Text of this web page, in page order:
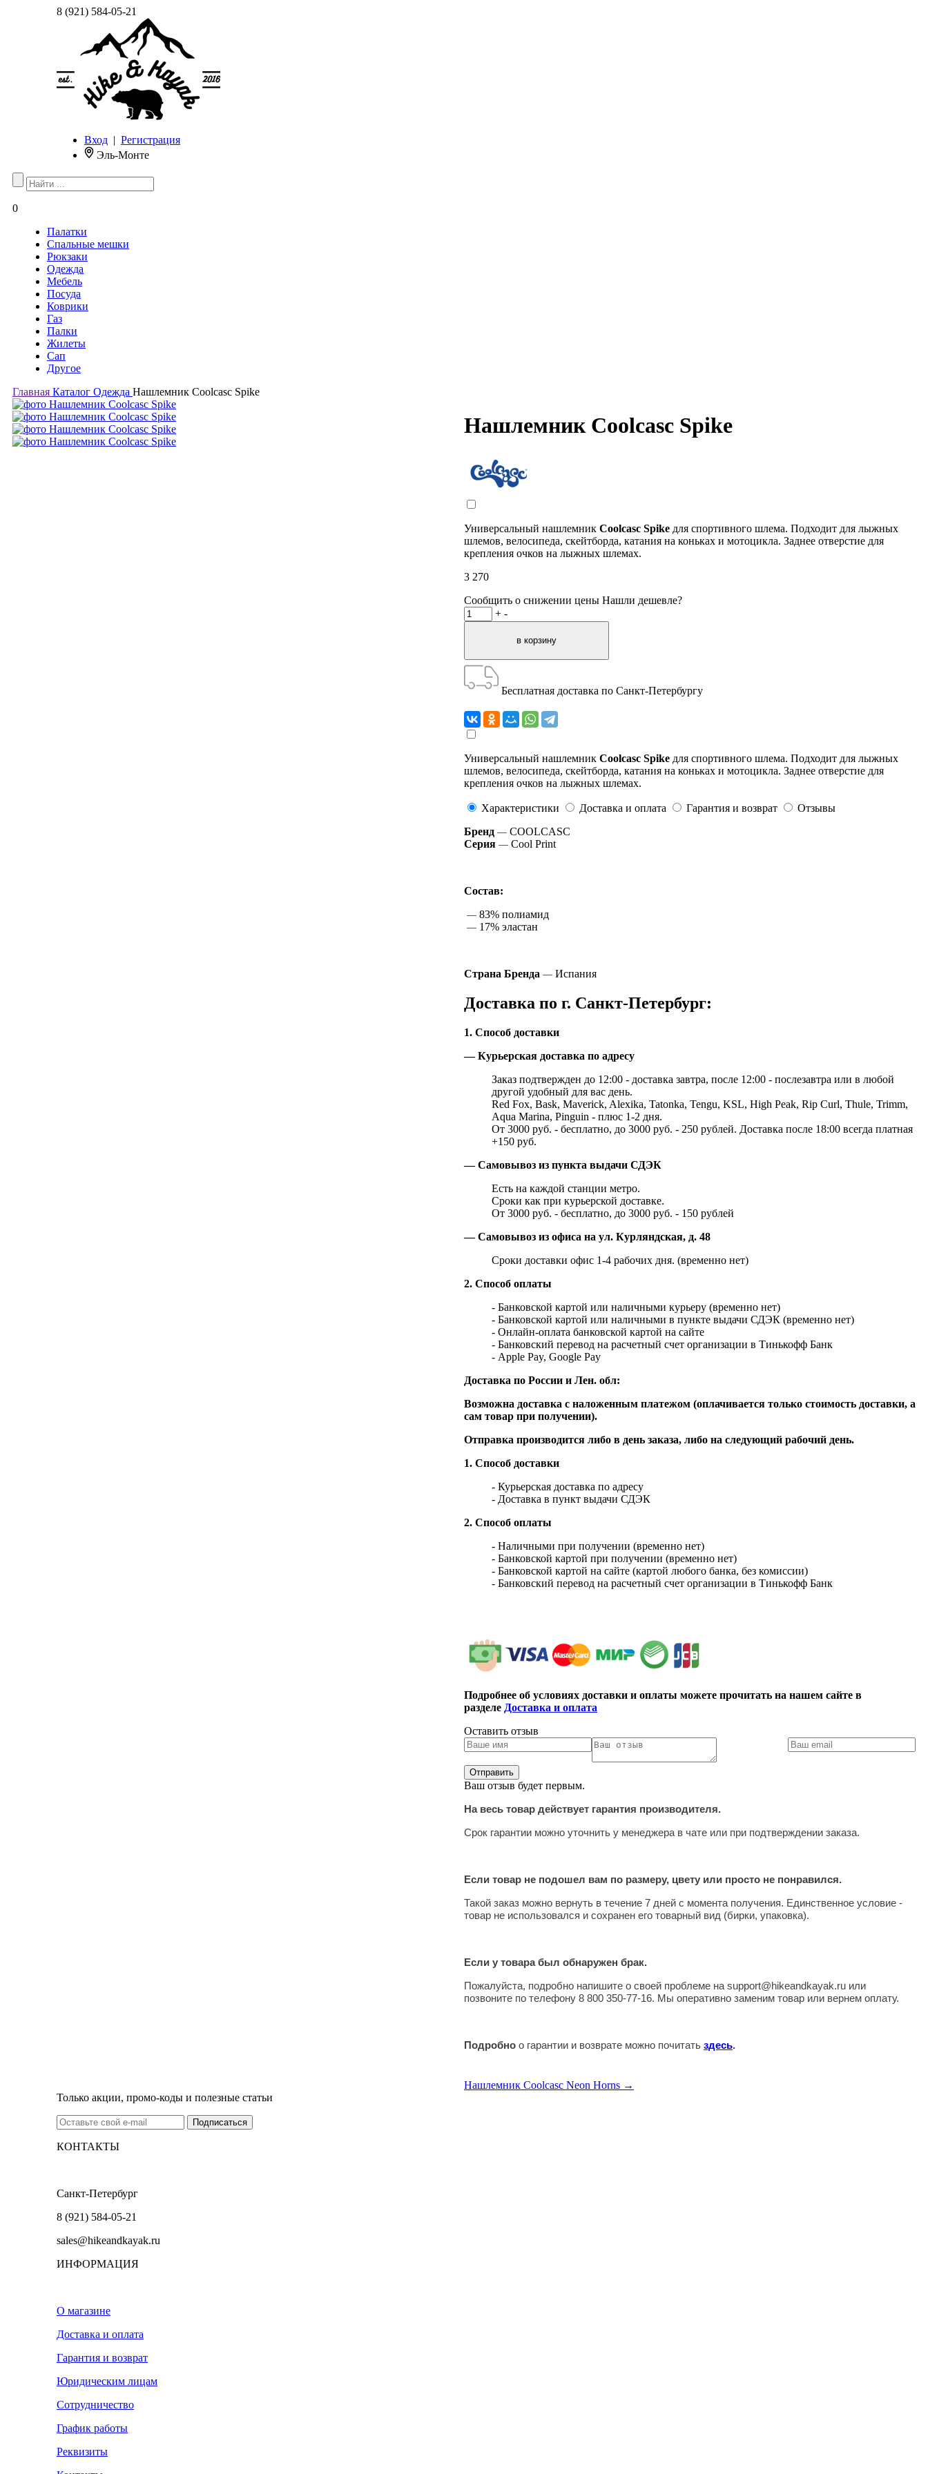
8 (921) 584-05-21
Вход | Регистрация
Эль-Монте
0
Палатки
Спальные мешки
Рюкзаки
Одежда
Мебель
Посуда
Коврики
Газ
Палки
Жилеты
Сап
Другое
Главная Каталог Одежда Нашлемник Coolcasc Spike
Нашлемник Coolcasc Spike
Универсальный нашлемник Coolcasc Spike для спортивного шлема. Подходит для лыжных
шлемов, велосипеда, скейтборда, катания на коньках и мотоцикла. Заднее отверстие для
крепления очков на лыжных шлемах.
3 270
Сообщить о снижении цены Нашли дешевле?
+ -
Бесплатная доставка по Санкт-Петербургу
Универсальный нашлемник Coolcasc Spike для спортивного шлема. Подходит для лыжных
шлемов, велосипеда, скейтборда, катания на коньках и мотоцикла. Заднее отверстие для
крепления очков на лыжных шлемах.
Характеристики Доставка и оплата Гарантия и возврат
Отзывы
Бренд — COOLCASC
Серия — Cool Print
Состав:
— 83% полиамид
— 17% эластан
Страна Бренда — Испания
Доставка по г. Санкт-Петербург:
1. Способ доставки
— Курьерская доставка по адресу
Заказ подтвержден до 12:00 - доставка завтра, после 12:00 - послезавтра или в любой
другой удобный для вас день.
Red Fox, Bask, Maverick, Alexika, Tatonka, Tengu, KSL, High Peak, Rip Curl, Thule, Trimm,
Aqua Marina, Pinguin - плюс 1-2 дня.
От 3000 руб. - бесплатно, до 3000 руб. - 250 рублей. Доставка после 18:00 всегда платная
+150 руб.
— Самовывоз из пункта выдачи СДЭК
Есть на каждой станции метро.
Сроки как при курьерской доставке.
От 3000 руб. - бесплатно, до 3000 руб. - 150 рублей
— Самовывоз из офиса на ул. Курляндская, д. 48
Сроки доставки офис 1-4 рабочих дня. (временно нет)
2. Способ оплаты
- Банковской картой или наличными курьеру (временно нет)
- Банковской картой или наличными в пункте выдачи СДЭК (временно нет)
- Онлайн-оплата банковской картой на сайте
- Банковский перевод на расчетный счет организации в Тинькофф Банк
- Apple Pay, Google Pay
Доставка по России и Лен. обл:
Возможна доставка с наложенным платежом (оплачивается только стоимость доставки, а
сам товар при получении).
Отправка производится либо в день заказа, либо на следующий рабочий день.
1. Способ доставки
- Курьерская доставка по адресу
- Доставка в пункт выдачи СДЭК
2. Способ оплаты
- Наличными при получении (временно нет)
- Банковской картой при получении (временно нет)
- Банковской картой на сайте (картой любого банка, без комиссии)
- Банковский перевод на расчетный счет организации в Тинькофф Банк
Подробнее об условиях доставки и оплаты можете прочитать на нашем сайте в
разделе Доставка и оплата
Оставить отзыв
Ваш отзыв будет первым.
На весь товар действует гарантия производителя.
Срок гарантии можно уточнить у менеджера в чате или при подтверждении заказа.
Если товар не подошел вам по размеру, цвету или просто не понравился.
Такой заказ можно вернуть в течение 7 дней с момента получения. Единственное условие -
товар не использовался и сохранен его товарный вид (бирки, упаковка).
Если у товара был обнаружен брак.
Пожалуйста, подробно напишите о своей проблеме на support@hikeandkayak.ru или
позвоните по телефону 8 800 350-77-16. Мы оперативно заменим товар или вернем оплату.
Подробно о гарантии и возврате можно почитать здесь.
Нашлемник Coolcasc Neon Horns →
Только акции, промо-коды и полезные статьи
КОНТАКТЫ
Санкт-Петербург
8 (921) 584-05-21
sales@hikeandkayak.ru
ИНФОРМАЦИЯ
О магазине
Доставка и оплата
Гарантия и возврат
Юридическим лицам
Сотрудничество
График работы
Реквизиты